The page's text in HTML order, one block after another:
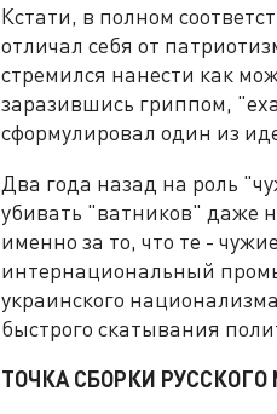
Кстати, в полном
отличал себя от
стремился нанести как
заразившись гриппом,
сформулировал один из
Два года назад на роль
убивать "ватников" даже
именно за то, что те -
интернациональный
украинского
быстрого скатывания
ТОЧКА СБОРКИ РУССКОГО